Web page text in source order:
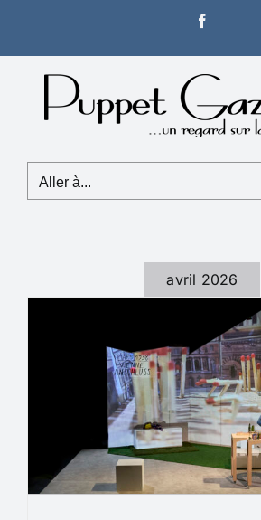
contenu
Aller à...
avril 2026